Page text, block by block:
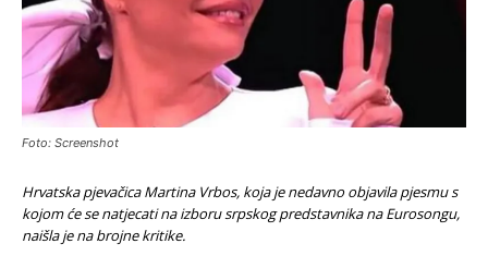
Foto: Screenshot
Hrvatska pjevačica Martina Vrbos, koja je nedavno objavila pjesmu s
kojom će se natjecati na izboru srpskog predstavnika na Eurosongu,
naišla je na brojne kritike.